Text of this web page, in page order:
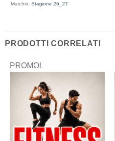
Marchio:Stagione 26_27
PRODOTTI CORRELATI
PROMO!